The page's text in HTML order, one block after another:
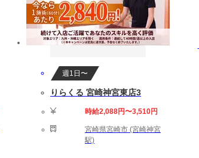
週1日〜
りらくる 宮崎神宮東店3
時給2,088円〜3,510円
宮崎県宮崎市 (宮崎神宮
駅)